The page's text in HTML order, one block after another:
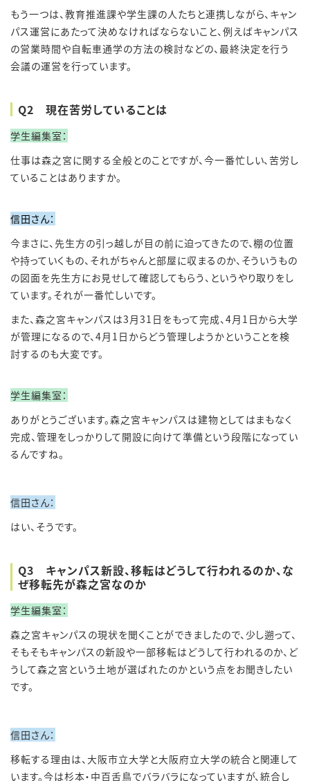
もう一つは、教育推進課や学生課の人たちと連携しながら、キャン
パス運営にあたって決めなければならないこと、例えばキャンパス
の営業時間や自転車通学の方法の検討などの、最終決定を行う
会議の運営を行っています。
Q2 現在苦労していることは
学生編集室：
仕事は森之宮に関する全般とのことですが、今一番忙しい、苦労し
ていることはありますか。
信田さん：
今まさに、先生方の引っ越しが目の前に迫ってきたので、棚の位置
や持っていくもの、それがちゃんと部屋に収まるのか、そういうもの
の図面を先生方にお見せして確認してもらう、というやり取りをし
ています。それが一番忙しいです。
また、森之宮キャンパスは3月31 日をもって完成、4月1 日から大学
が管理になるので、4月1 日からどう管理しようかということを検
討するのも大変です。
学生編集室：
ありがとうございます。森之宮キャンパスは建物としてはまもなく
完成、管理をしっかりして開設に向けて準備という段階になってい
るんですね。
信田さん：
はい、そうです。
Q3 キャンパス新設、移転はどうして行われるのか、な
ぜ移転先が森之宮なのか
学生編集室：
森之宮キャンパスの現状を聞くことができましたので、少し遡って、
そもそもキャンパスの新設や一部移転はどうして行われるのか、ど
うして森之宮という土地が選ばれたのかという点をお聞きしたい
です。
信田さん：
移転する理由は、大阪市立大学と大阪府立大学の統合と関連して
います。今は杉本・中百舌鳥でバラバラになっていますが、統合し